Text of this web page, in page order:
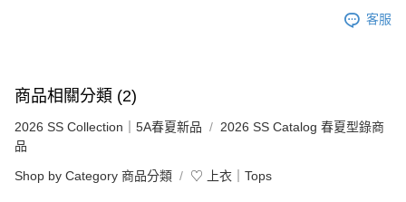
客服
商品相關分類 (2)
2026 SS Collection｜5A春夏新品
2026 SS Catalog 春夏型錄商
品
Shop by Category 商品分類 ♡ 上衣｜Tops